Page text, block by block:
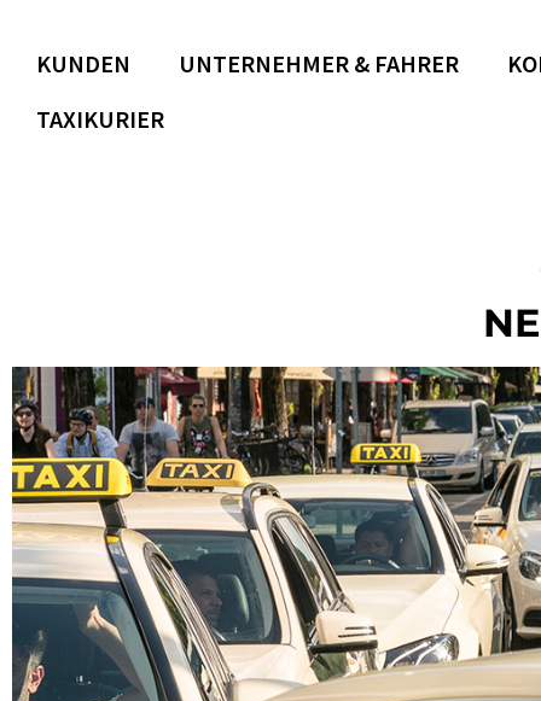
KUNDEN UNTERNEHMER & FAHRER
TAXIKURIER